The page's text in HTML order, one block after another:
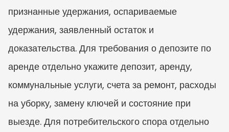
признанные удержания, оспариваемые
удержания, заявленный остаток и
доказательства. Для требования о депозите по
аренде отдельно укажите депозит, аренду,
коммунальные услуги, счета за ремонт, расходы
на уборку, замену ключей и состояние при
выезде. Для потребительского спора отдельно